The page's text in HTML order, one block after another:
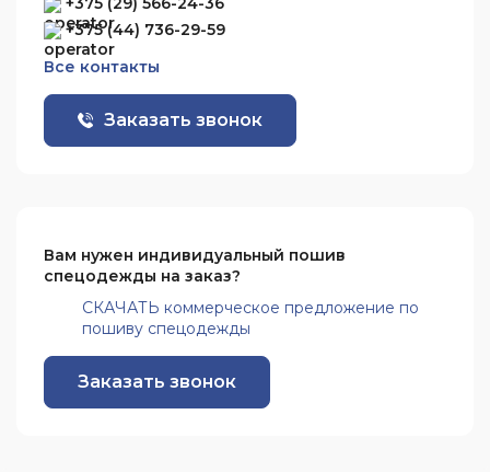
+375 (44) 736-29-59
Все контакты
Заказать звонок
Вам нужен индивидуальный пошив
спецодежды на заказ?
СКАЧАТЬ коммерческое предложение по
пошиву спецодежды
Заказать звонок